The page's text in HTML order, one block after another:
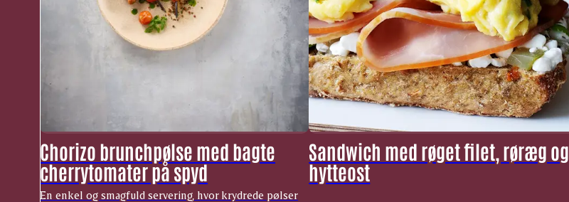
Chorizo brunchpølse med bagte
cherrytomater på spyd
En enkel og smagfuld servering, hvor krydrede pølser
Sandwich med røget filet, røræg og
hytteost